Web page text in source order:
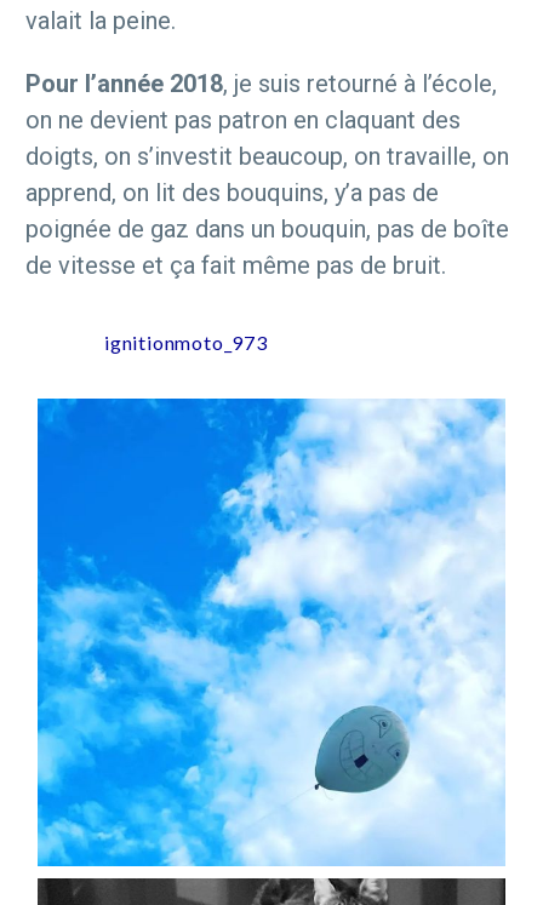
valait la peine.
Pour l’année 2018, je suis retourné à l’école,
on ne devient pas patron en claquant des
doigts, on s’investit beaucoup, on travaille, on
apprend, on lit des bouquins, y’a pas de
poignée de gaz dans un bouquin, pas de boîte
de vitesse et ça fait même pas de bruit.
ignitionmoto_973